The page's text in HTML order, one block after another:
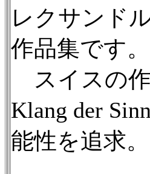
レクサンド
作品集です。
スイスの
Klang der
能性を追求。